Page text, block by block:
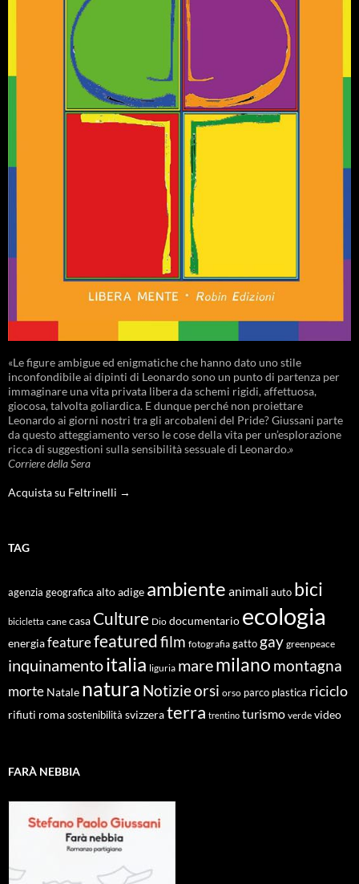
«Le figure ambigue ed enigmatiche che hanno dato uno stile
inconfondibile ai dipinti di Leonardo sono un punto di partenza per
immaginare una vita privata libera da schemi rigidi, affettuosa,
giocosa, talvolta goliardica. E dunque perché non proiettare
Leonardo ai giorni nostri tra gli arcobaleni del Pride? Giussani parte
da questo atteggiamento verso le cose della vita per un’esplorazione
ricca di suggestioni sulla sensibilità sessuale di Leonardo.»
Corriere della Sera
Acquista su Feltrinelli →
TAG
agenzia geografica alto adige ambiente animali auto bici
bicicletta cane casa Culture Dio documentario ecologia
energiafeaturefeaturedfilm fotografia gatto gay greenpeace
inquinamentoitalia liguria maremilano montagna
morte Natale natura Notizieorsi orso parco plastica riciclo
rifiuti roma sostenibilità svizzeraterra trentino turismo verde video
FARÀ NEBBIA